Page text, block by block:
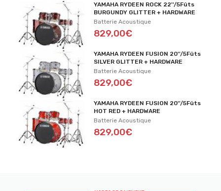
YAMAHA RYDEEN ROCK 22''/5Fûts
BURGUNDY GLITTER + HARDWARE
Batterie Acoustique
829,00€
YAMAHA RYDEEN FUSION 20''/5Fûts
SILVER GLITTER + HARDWARE
Batterie Acoustique
829,00€
YAMAHA RYDEEN FUSION 20''/5Fûts
HOT RED + HARDWARE
Batterie Acoustique
829,00€